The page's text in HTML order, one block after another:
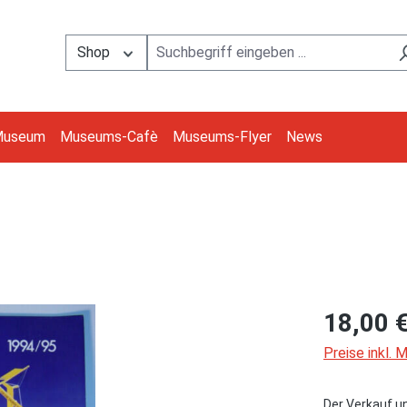
Shop
Museums-Cafè Museums-Flyer News
18,00
Preise inkl.